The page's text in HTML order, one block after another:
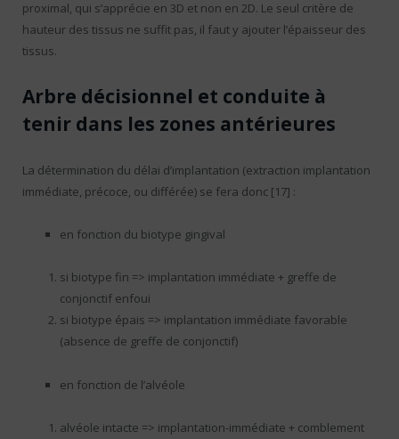
proximal, qui s’apprécie en 3D et non en 2D. Le seul critère de
hauteur des tissus ne suffit pas, il faut y ajouter l’épaisseur des
tissus.
Arbre décisionnel et conduite à
tenir dans les zones antérieures
La détermination du délai d’implantation (extraction implantation
immédiate, précoce, ou différée) se fera donc [17] :
en fonction du biotype gingival
si biotype fin => implantation immédiate + greffe de
conjonctif enfoui
si biotype épais => implantation immédiate favorable
(absence de greffe de conjonctif)
en fonction de l’alvéole
alvéole intacte => implantation-immédiate + comblement